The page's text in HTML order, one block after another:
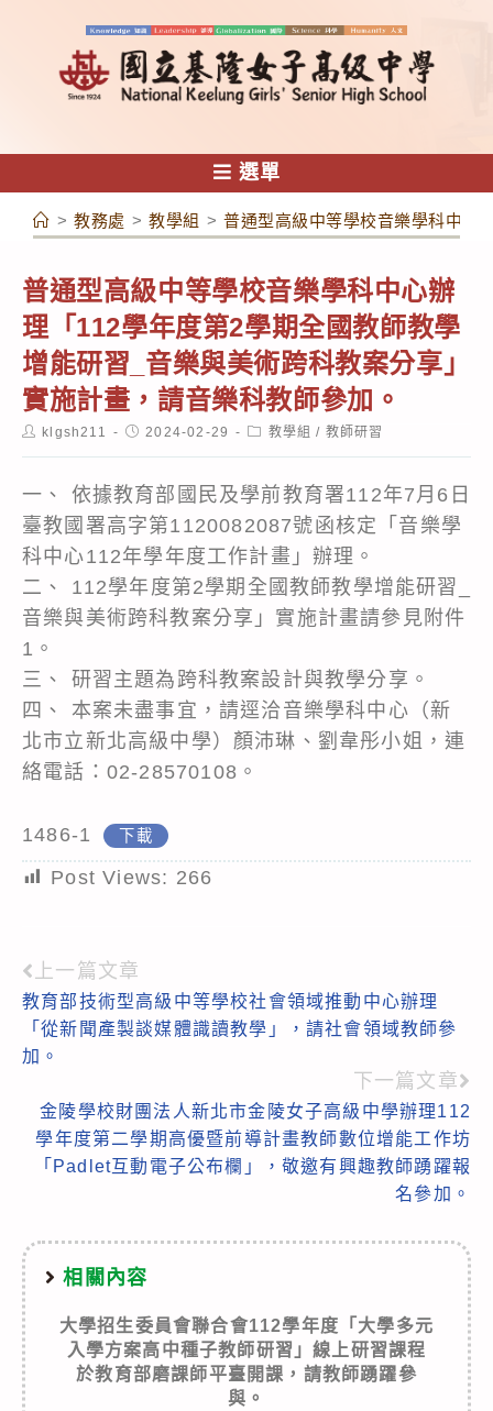
容
選單
> 教務處 > 教學組 > 普通型高級中等學校音樂學科中心
普通型高級中等學校音樂學科中心辦
理「112學年度第2學期全國教師教學
增能研習_音樂與美術跨科教案分享」
實施計畫，請音樂科教師參加。
Postklgsh211
Post2024-02-29
Post教學組 / 教師研習
一、 依據教育部國民及學前教育署112年7月6日
臺教國署高字第1120082087號函核定「音樂學
科中心112年學年度工作計畫」辦理。
二、 112學年度第2學期全國教師教學增能研習_
音樂與美術跨科教案分享」實施計畫請參見附件
1。
三、 研習主題為跨科教案設計與教學分享。
四、 本案未盡事宜，請逕洽音樂學科中心（新
北市立新北高級中學）顏沛琳、劉韋彤小姐，連
絡電話：02-28570108。
1486-1 下載
Post Views: 266
Read
more
articles
上一篇文章
教育部技術型高級中等學校社會領域推動中心辦理
「從新聞產製談媒體識讀教學」，請社會領域教師參
加。
下一篇文章
金陵學校財團法人新北市金陵女子高級中學辦理112
學年度第二學期高優暨前導計畫教師數位增能工作坊
「Padlet互動電子公布欄」，敬邀有興趣教師踴躍報
名參加。
相關內容
大學招生委員會聯合會112學年度「大學多元
入學方案高中種子教師研習」線上研習課程
於教育部磨課師平臺開課，請教師踴躍參
與。